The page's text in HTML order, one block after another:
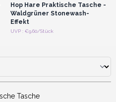
Hop Hare Praktische Tasche -
Waldgrüner Stonewash-
Effekt
UVP : €9.60/Stück